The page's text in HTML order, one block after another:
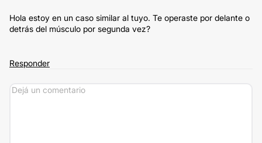
Hola estoy en un caso similar al tuyo. Te operaste por delante o
detrás del músculo por segunda vez?
Responder